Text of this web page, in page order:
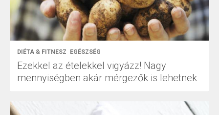
DIÉTA & FITNESZ EGÉSZSÉG
Ezekkel az ételekkel vigyázz! Nagy
mennyiségben akár mérgezők is lehetnek